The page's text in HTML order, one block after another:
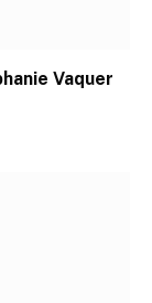
Vaquer